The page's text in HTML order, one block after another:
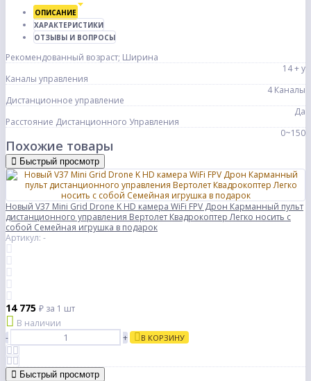
ОПИСАНИЕ
ХАРАКТЕРИСТИКИ
ОТЗЫВЫ И ВОПРОСЫ
Рекомендованный возраст; Ширина
14 + y
Каналы управления
4 Каналы
Дистанционное управление
Да
Расстояние Дистанционного Управления
0~150
Похожие товары
Быстрый просмотр
Новый V37 Mini Grid Drone K HD камера WiFi FPV Дрон Карманный пульт
дистанционного управления Вертолет Квадрокоптер Легко носить с
собой Семейная игрушка в подарок
Артикул: -
14 775 ₽ за 1 шт
В наличии
-
+ В КОРЗИНУ
Быстрый просмотр